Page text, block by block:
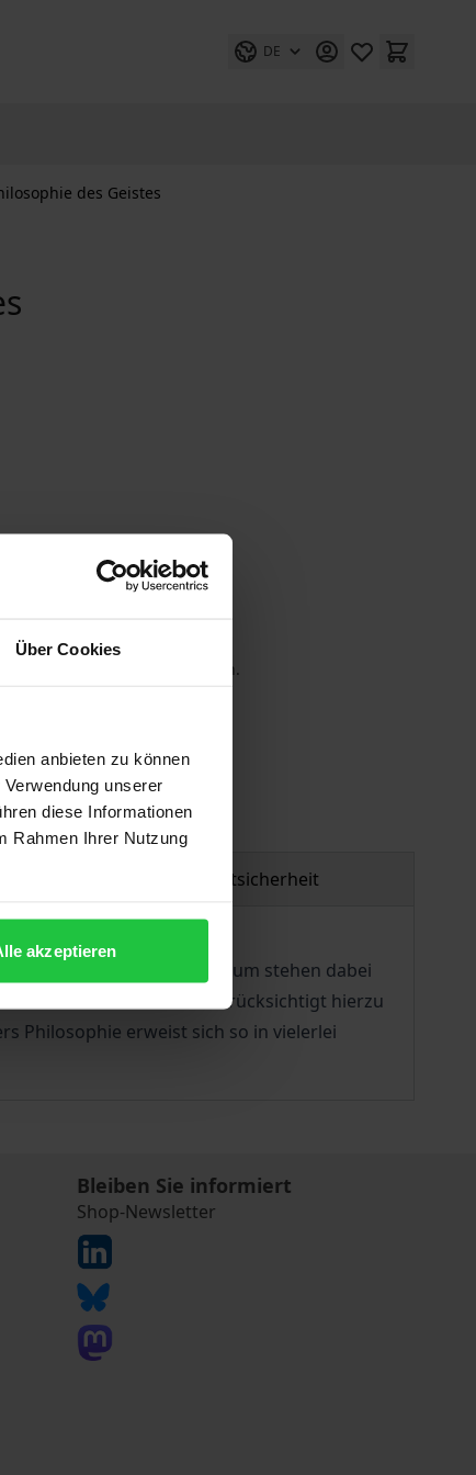
Über Cookies
anbieten zu können
unserer
diese Informationen
Rahmen Ihrer Nutzung
akzeptieren
DE
des Geistes
MwSt. an der Kasse variieren.
Produktsicherheit
Gehalt. Im Zentrum stehen dabei
zu klären. Das Buch berücksichtigt hierzu
Philosophie erweist sich so in vielerlei
Bleiben Sie informiert
Shop-Newsletter